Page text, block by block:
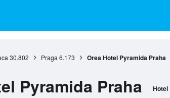
30.802 Praga 6.173 Orea Hotel Pyramida Praha
Pyramida Praha Hotel